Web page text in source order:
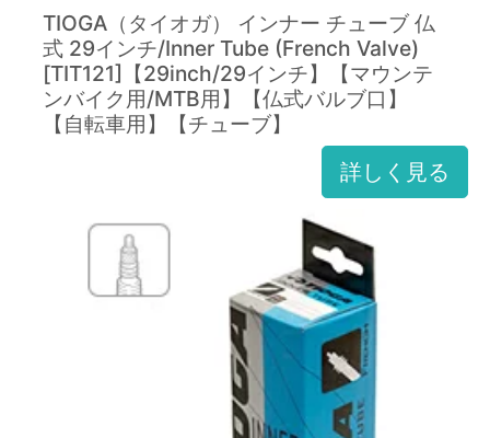
TIOGA（タイオガ） インナー チューブ 仏
式 29インチ/Inner Tube (French Valve)
[TIT121]【29inch/29インチ】【マウンテ
ンバイク用/MTB用】【仏式バルブ口】
【自転車用】【チューブ】
詳しく見る